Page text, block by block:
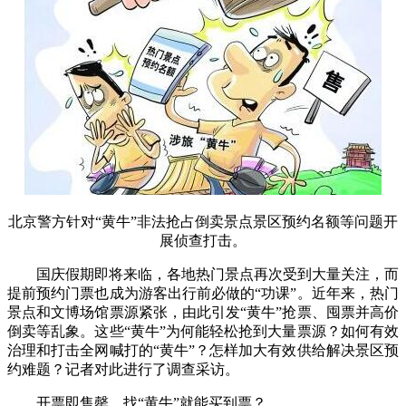
北京警方针对“黄牛”非法抢占倒卖景点景区预约名额等问题开
展侦查打击。
国庆假期即将来临，各地热门景点再次受到大量关注，而
提前预约门票也成为游客出行前必做的“功课”。近年来，热门
景点和文博场馆票源紧张，由此引发“黄牛”抢票、囤票并高价
倒卖等乱象。这些“黄牛”为何能轻松抢到大量票源？如何有效
治理和打击全网喊打的“黄牛”？怎样加大有效供给解决景区预
约难题？记者对此进行了调查采访。